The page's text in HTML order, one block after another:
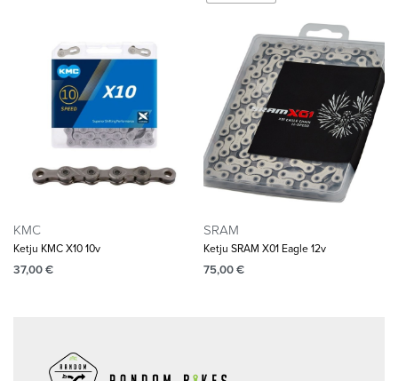
KMC
Ketju KMC X10 10v
37,00€
SRAM
Ketju SRAM X01 Eagle 12v
75,00€